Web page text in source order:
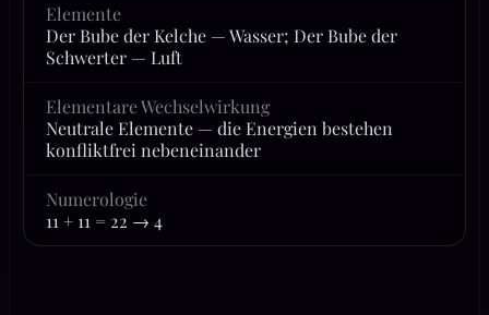
Elemente
Der Bube der Kelche — Wasser; Der Bube der
Schwerter — Luft
Elementare Wechselwirkung
Neutrale Elemente — die Energien bestehen
konfliktfrei nebeneinander
Numerologie
11 + 11 = 22 → 4